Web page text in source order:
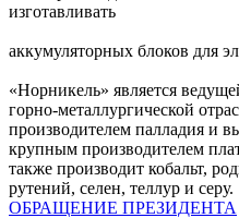
изготавливать
аккумуляторных блоков для
«Норникель» является
горно-металлургической
производителем палладия и
крупным производителем
также производит кобальт,
рутений, селен, теллур и серу.
ОБРАЩЕНИЕ ПРЕЗИДЕНТА